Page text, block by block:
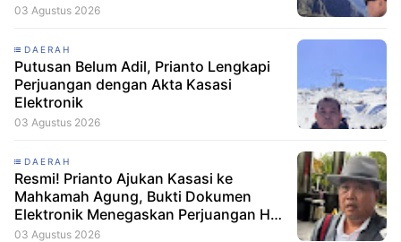
03 Agustus 2026
DAERAH
Putusan Belum Adil, Prianto Lengkapi
Perjuangan dengan Akta Kasasi
Elektronik
03 Agustus 2026
DAERAH
Resmi! Prianto Ajukan Kasasi ke
Mahkamah Agung, Bukti Dokumen
Elektronik Menegaskan Perjuangan Hak
Lahan
03 Agustus 2026